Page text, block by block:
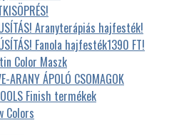
Aranyterápiás hajfesték!
Fanola hajfesték1390 FT!
Color Maszk
ARANY ÁPOLÓ CSOMAGOK
Finish termékek
Colors